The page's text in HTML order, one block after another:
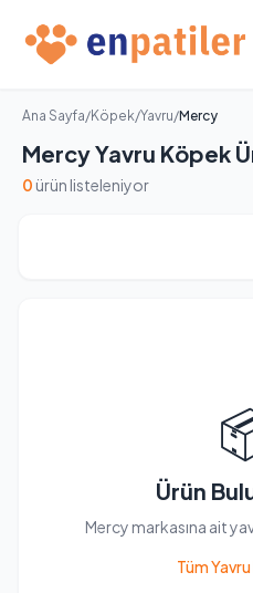
Ana Sayfa/Köpek/Yavru/Mercy
Mercy Yavru Köpek
0 ürün listeleniyor
Ürün
Mercy markasına ait
Tüm